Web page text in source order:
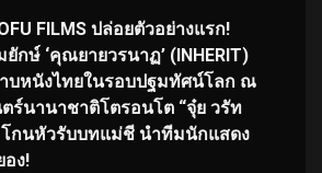
FILMS ปล่อยตัวอย่างแรก!
กษ์ ‘คุณยายวรนาฏ’ (INHERIT)
บหนังไทยในรอบปฐมทัศน์โลก ณ
ร์นานาชาติโตรอนโต “จุ๋ย วรัท
โกนหัวรับบทแม่ชี นำทีมนักแสดง
ง!